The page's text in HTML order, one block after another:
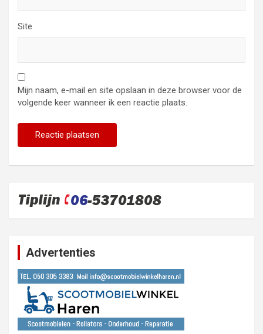
Site
Mijn naam, e-mail en site opslaan in deze browser voor de
volgende keer wanneer ik een reactie plaats.
Advertenties